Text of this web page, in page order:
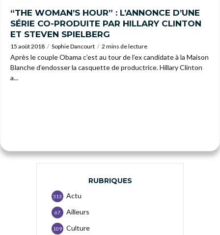
“THE WOMAN’S HOUR” : L’ANNONCE D’UNE
SÉRIE CO-PRODUITE PAR HILLARY CLINTON
ET STEVEN SPIELBERG
15 août 2018 Sophie Dancourt 2 mins de lecture
Après le couple Obama c’est au tour de l’ex candidate à la Maison
Blanche d’endosser la casquette de productrice. Hillary Clinton
a...
RUBRIQUES
Actu
313
Ailleurs
67
Culture
109